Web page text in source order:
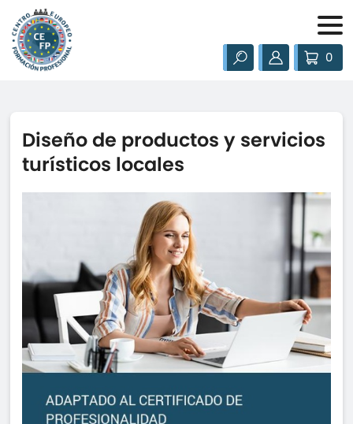
0
Diseño de productos y servicios
turísticos locales